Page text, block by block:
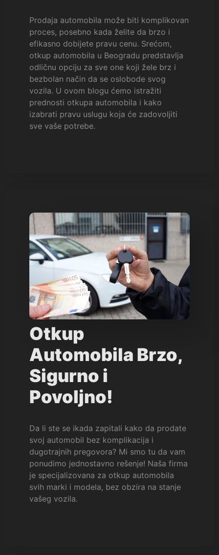
Prodaja automobila može biti komplikovan
proces, posebno kada želite da brzo i
efikasno dobijete pravu cenu. Srećom,
otkup automobila u Beogradu predstavlja
odličnu opciju za sve one koji žele brz i
bezbolan način da se oslobode svog
vozila. U ovom blogu ćemo istražiti
prednosti otkupa automobila i kako
izabrati pravu uslugu koja će zadovoljiti
sve vaše potrebe.
Otkup
Automobila Brzo,
Sigurno i
Povoljno!
Da li ste se ikada zapitali kako da prodate
svoj automobil bez komplikacija i
dugotrajnih pregovora? Mi smo tu da vam
ponudimo jednostavno rešenje! Naša firma
je specijalizovana za otkup automobila
svih marki i modela, bez obzira na stanje
vašeg vozila.